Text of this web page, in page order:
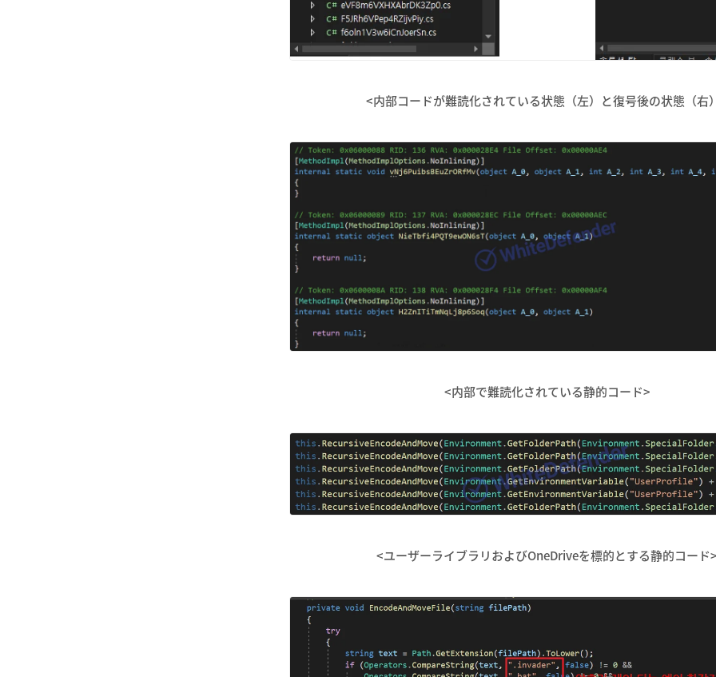
<内部コードが難読化されている状態（左）と復号後の状態（右
<内部で難読化されている静的コード>
<ユーザーライブラリおよびOneDriveを標的とする静的コード